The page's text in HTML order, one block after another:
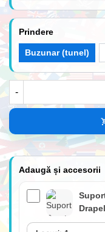
Prindere
Buzunar (tunel)
-
Adaugă și accesorii